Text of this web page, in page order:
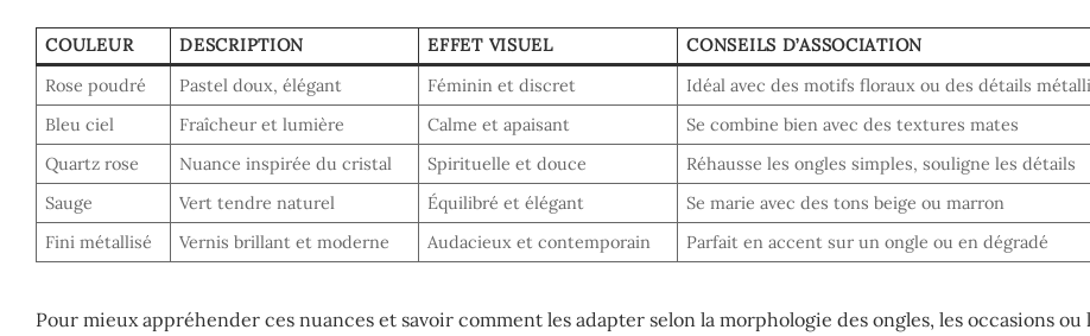
COULEUR DESCRIPTION EFFET VISUEL
CONSEILS D’ASSOCIATION
Rose poudré
Pastel doux, élégant Féminin et discret
Idéal avec des motifs floraux ou des détails
Bleu ciel
Fraîcheur et lumière Calme et apaisant
Se combine bien avec des textures mates
Quartz rose
Nuance inspirée du cristal Spirituelle et douce
Réhausse les ongles simples, souligne les détails
Sauge
Vert tendre naturel Équilibré et élégant
Se marie avec des tons beige ou marron
Fini métallisé
Vernis brillant et moderne Audacieux et contemporain Parfait en accent sur un ongle ou en dégradé
Pour mieux appréhender ces nuances et savoir comment les adapter selon la morphologie des ongles, les occasions ou